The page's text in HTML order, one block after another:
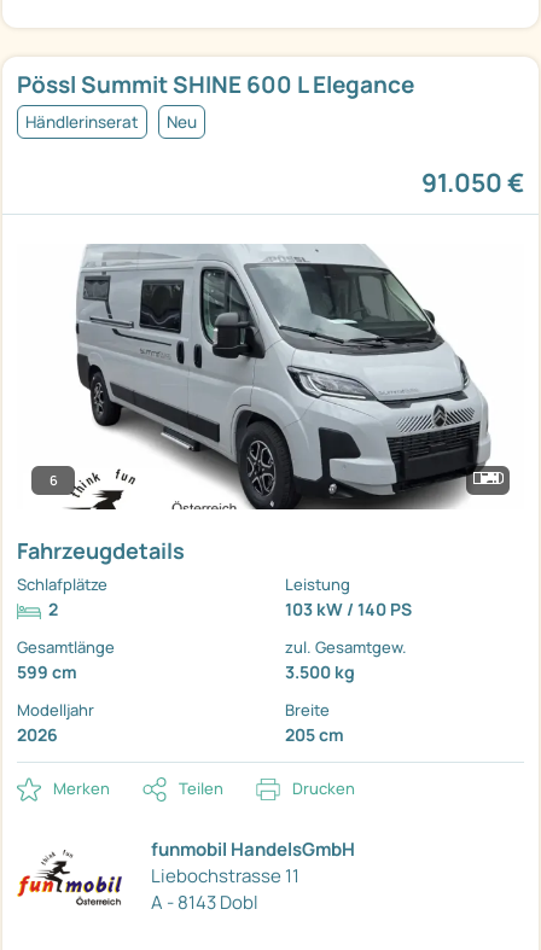
Pössl Summit SHINE 600 L Elegance
Händlerinserat Neu
91.050 €
6
Fahrzeugdetails
Schlafplätze
2
Leistung
103 kW / 140 PS
Gesamtlänge
599 cm
zul. Gesamtgew.
3.500 kg
Modelljahr
2026
Breite
205 cm
Merken Teilen Drucken
funmobil HandelsGmbH
Liebochstrasse 11
A - 8143 Dobl